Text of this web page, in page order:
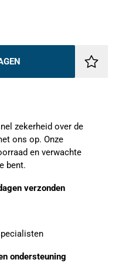
zekerheid over de
ons op. Onze
en verwachte
bent.
verzonden
ondersteuning